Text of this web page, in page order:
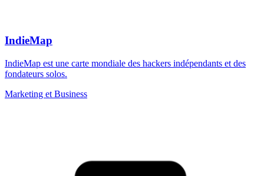
IndieMap
IndieMap est une carte mondiale des hackers indépendants et des
fondateurs solos.
Marketing et Business